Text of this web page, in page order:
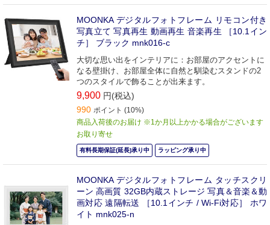
MOONKA デジタルフォトフレーム リモコン付き
写真立て 写真再生 動画再生 音楽再生 ［10.1イン
チ］ ブラック mnk016-c
大切な思い出をインテリアに：お部屋のアクセントに
なる壁掛け、お部屋全体に自然と馴染むスタンドの2
つのスタイルで飾ることが出来ます。
9,900 円(税込)
990 ポイント (10%)
商品入荷後のお届け ※1か月以上かかる場合がございます
お取り寄せ
有料長期保証(延長)承り中 ラッピング承り中
MOONKA デジタルフォトフレーム タッチスクリ
ーン 高画質 32GB内蔵ストレージ 写真＆音楽＆動
画対応 遠隔転送 ［10.1インチ / Wi-Fi対応］ ホワ
イト mnk025-n